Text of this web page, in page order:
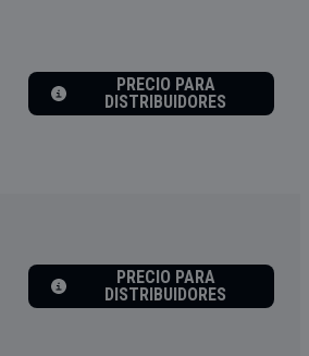
PRECIO PARA
DISTRIBUIDORES
PRECIO PARA
DISTRIBUIDORES